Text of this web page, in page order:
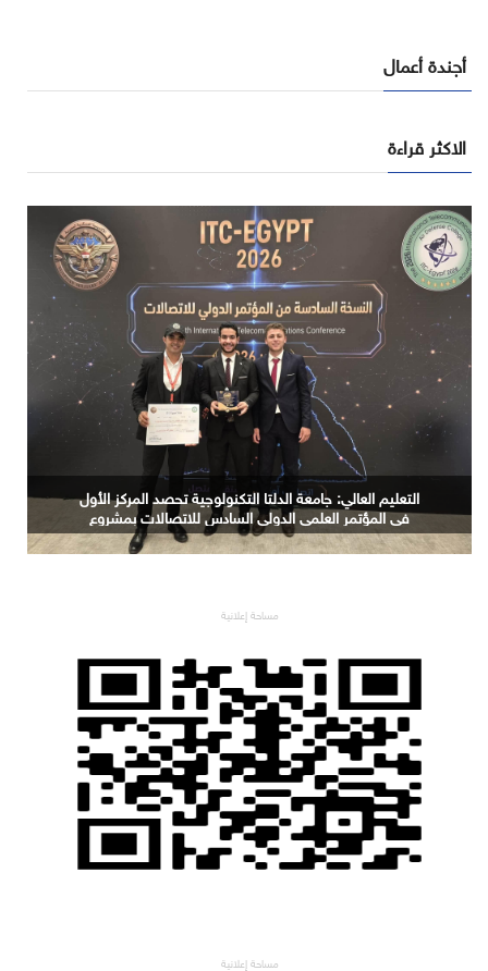
أجندة أعمال
الاكثر قراءة
حجم سوق الذكاء الاصطناعي العالمي سيرتفع من 189 مليار
دولار في 2023 إلى 4.8 تريليونات دولار بحلول 2033
مساحة إعلانية
مساحة إعلانية